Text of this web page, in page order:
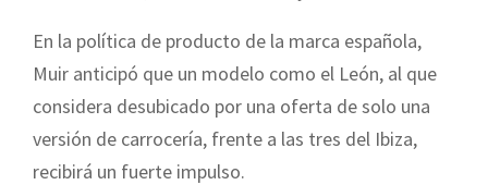
En la política de producto de la marca española,
Muir anticipó que un modelo como el León, al que
considera desubicado por una oferta de solo una
versión de carrocería, frente a las tres del Ibiza,
recibirá un fuerte impulso.